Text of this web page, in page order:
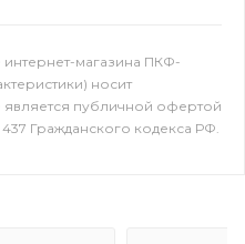
магазина ПКФ-
носит
является публичной офертой
Гражданского кодекса РФ.